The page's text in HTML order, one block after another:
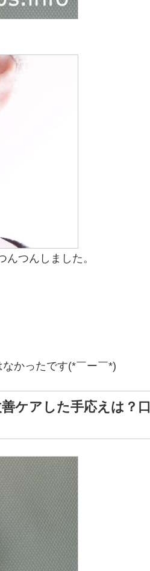
つんしました。
かったです(*￣ー￣*)
ケアした手応えは？口